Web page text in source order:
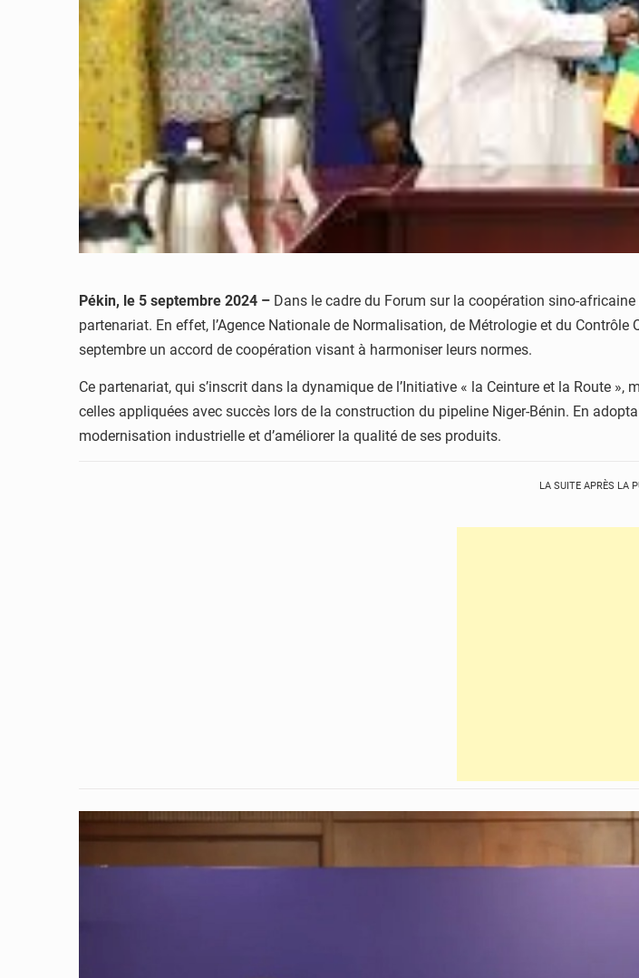
Pékin, le 5 septembre 2024 – Dans le cadre du Forum sur la coopération sino-
partenariat. En effet, l’Agence Nationale de Normalisation, de Métrologie et du
septembre un accord de coopération visant à harmoniser leurs normes.
Ce partenariat, qui s’inscrit dans la dynamique de l’Initiative « la Ceinture et la Route
celles appliquées avec succès lors de la construction du pipeline Niger-Bénin. En
modernisation industrielle et d’améliorer la qualité de ses produits.
LA SUITE APRÈS LA